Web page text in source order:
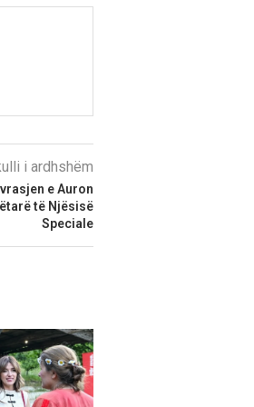
i ardhshëm
e Auron
të Njësisë
Speciale